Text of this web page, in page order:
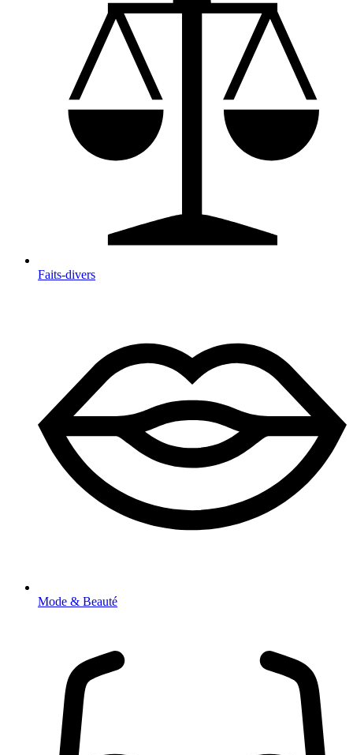
Faits-divers
Mode & Beauté